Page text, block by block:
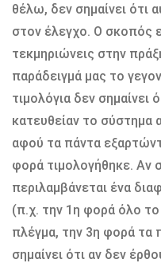
θέλω, δεν σηµαίνει ότι
στον έλεγχο. Ο σκοπός
τεκµηριώνεις στην
παράδειγµά µας το
τιµολόγια δεν σηµαίνει
κατευθείαν το σύστηµα
αφού τα πάντα
φορά τιµολογήθηκε. Αν
περιλαµβάνεται ένα
(π.χ. την 1η φορά όλο
πλέγµα, την 3η φορά τα
σηµαίνει ότι αν δεν